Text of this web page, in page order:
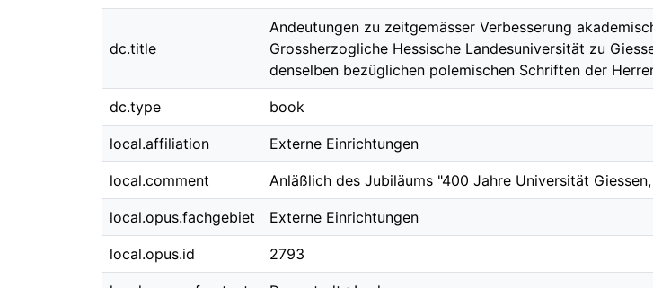
dc.title
Andeutungen zu zeitgemässer Verbesserung
Grossherzogliche Hessische Landesuniversität zu
denselben bezüglichen polemischen Schriften der
dc.type book
local.affiliation Externe Einrichtungen
local.comment Anläßlich des Jubiläums "400 Jahre Universität
local.opus.fachgebiet Externe Einrichtungen
local.opus.id 2793